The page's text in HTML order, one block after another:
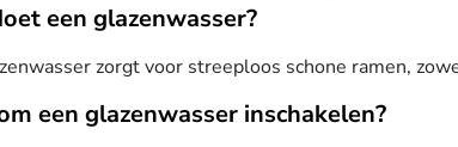
een glazenwasser?
zorgt voor streeploos schone ramen,
een glazenwasser inschakelen?